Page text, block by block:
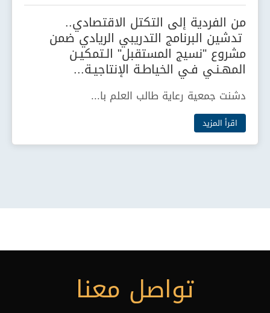
من الفردية إلى التكتل الاقتصادي..
تدشين البرنامج التدريبي الريادي ضمن
مشروع "نسيج المستقبل" الـتمكيـن
المهـنـي فـي الخياطـة الإنتاجيـة...
دشنت جمعية رعاية طالب العلم با...
اقرأ المزيد
تواصل معنا